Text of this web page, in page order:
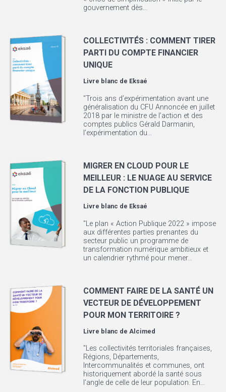
gouvernement dès...
COLLECTIVITÉS : COMMENT TIRER
PARTI DU COMPTE FINANCIER
UNIQUE
Livre blanc de Eksaé
"Trois ans d’expérimentation avant une
généralisation du CFU Annoncée en juillet
2018 par le ministre de l’action et des
comptes publics Gérald Darmanin,
l’expérimentation du...
MIGRER EN CLOUD POUR LE
MEILLEUR : LE NUAGE AU SERVICE
DE LA FONCTION PUBLIQUE
Livre blanc de Eksaé
"Le plan « Action Publique 2022 » impose
aux différentes parties prenantes du
secteur public un programme de
transformation numérique ambitieux et
un calendrier rythmé pour mener...
COMMENT FAIRE DE LA SANTÉ UN
VECTEUR DE DÉVELOPPEMENT
POUR MON TERRITOIRE ?
Livre blanc deAlcimed
"Les collectivités territoriales françaises,
Régions, Départements,
Intercommunalités et communes, ont
historiquement abordé la santé sous
l’angle de celle de leur population. En...